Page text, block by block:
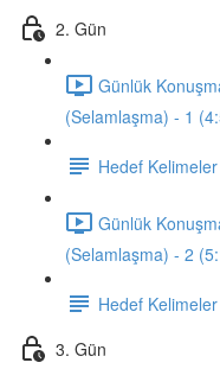
2. Gün
Günlük
(Selamlaşma) - 1
Hedef Kelimeler
Günlük
(Selamlaşma) - 2
Hedef
3. Gün